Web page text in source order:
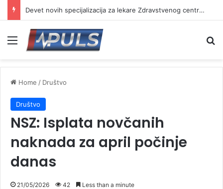
Devet novih specijalizacija za lekare Zdravstvenog centra Vranje
Menu
Home / Društvo
Društvo
NSZ: Isplata novčanih
naknada za april počinje
danas
21/05/2026 42 Less than a minute